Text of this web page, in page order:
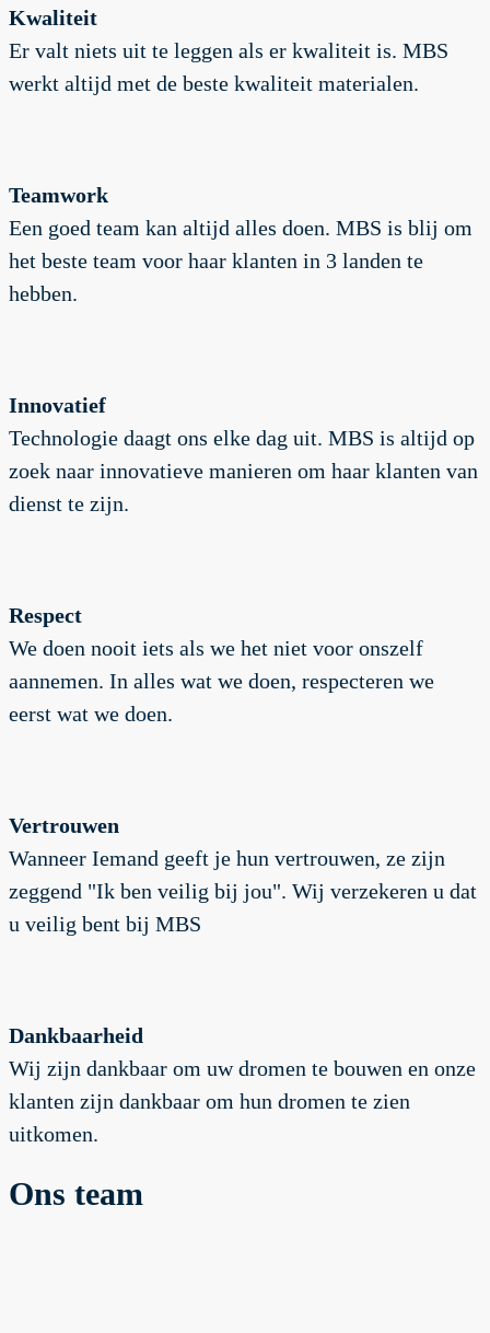
Kwaliteit
Er valt niets uit te leggen als er kwaliteit is. MBS
werkt altijd met de beste kwaliteit materialen.
Teamwork
Een goed team kan altijd alles doen. MBS is blij om
het beste team voor haar klanten in 3 landen te
hebben.
Innovatief
Technologie daagt ons elke dag uit. MBS is altijd op
zoek naar innovatieve manieren om haar klanten van
dienst te zijn.
Respect
We doen nooit iets als we het niet voor onszelf
aannemen. In alles wat we doen, respecteren we
eerst wat we doen.
Vertrouwen
Wanneer Iemand geeft je hun vertrouwen, ze zijn
zeggend "Ik ben veilig bij jou". Wij verzekeren u dat
u veilig bent bij MBS
Dankbaarheid
Wij zijn dankbaar om uw dromen te bouwen en onze
klanten zijn dankbaar om hun dromen te zien
uitkomen.
Ons team